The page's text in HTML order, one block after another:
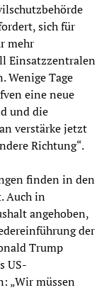
sich für
mehr
Einsatzzentralen
Wenige Tage
eine neue
und die
verstärke jetzt
Richtung“.
finden in den
Auch in
angehoben,
der
Trump
US-
„Wir müssen